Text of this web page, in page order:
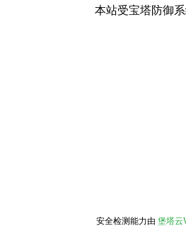
本站受宝塔防御
安全检测能力由 堡塔云